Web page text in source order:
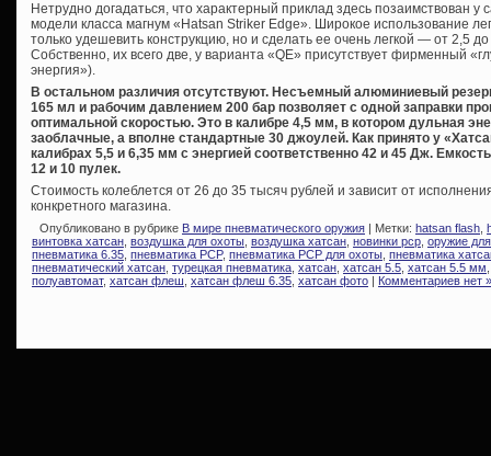
Нетрудно догадаться, что характерный приклад здесь позаимствован
модели класса магнум «Hatsan Striker Edge». Широкое использование
только удешевить конструкцию, но и сделать ее очень легкой — от 2,5
Собственно, их всего две, у варианта «QE» присутствует фирменный
энергия»).
В остальном различия отсутствуют. Несъемный алюминиевый
165 мл и рабочим давлением 200 бар позволяет с одной заправки
оптимальной скоростью. Это в калибре 4,5 мм, в котором дульная
заоблачные, а вполне стандартные 30 джоулей. Как принято у
калибрах 5,5 и 6,35 мм с энергией соответственно 42 и 45 Дж.
12 и 10 пулек.
Стоимость колеблется от 26 до 35 тысяч рублей и зависит от
конкретного магазина.
Опубликовано в рубрике В мире пневматического оружия | Метки: hatsan flash
винтовка хатсан воздушка для охоты воздушка хатсан новинки pcp оружие
пневматика 6.35 пневматика PCP, пневматика PCP для охоты пневматика
пневматический хатсан турецкая пневматика хатсан хатсан 5.5 хатсан 5.5 мм
полуавтомат, хатсан флеш хатсан флеш 6.35 хатсан фото | Комментариев нет »